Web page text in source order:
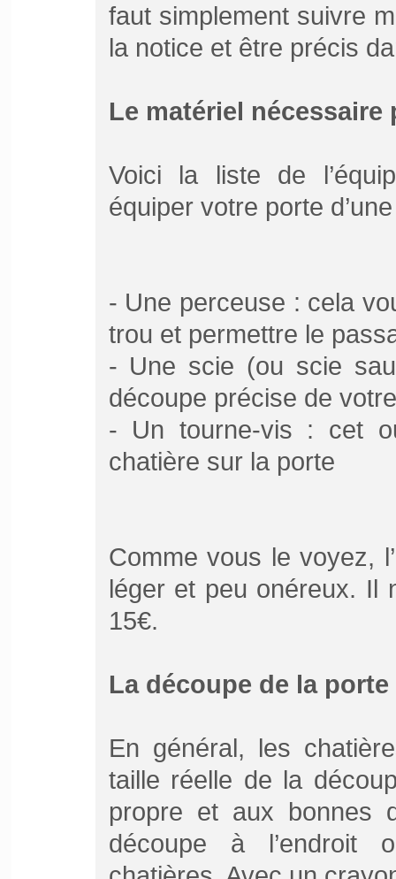
faut simplement suivre
la notice et être précis
Le matériel
Voici la liste de
équiper votre porte
- Une perceuse : cela
trou et permettre le
- Une scie (ou scie
découpe précise de
- Un tourne-vis : cet
chatière sur la porte
Comme vous le voyez,
léger et peu onéreux. Il
15€.
La découpe de la porte
En général, les
taille réelle de la
propre et aux bonnes
découpe à l’endroit